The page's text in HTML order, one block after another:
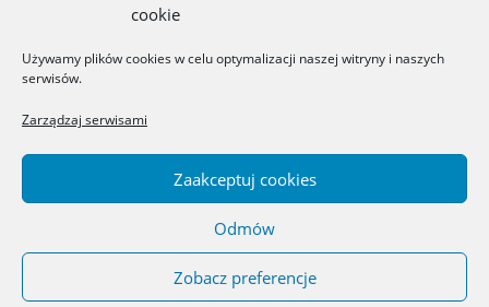
cookie
Używamy plików cookies w celu optymalizacji naszej witryny i naszych
serwisów.
Zarządzaj serwisami
Zaakceptuj cookies
Odmów
Zobacz preferencje
Blog o książkach dla dzieci i młodzieży –
recenzje i rekomendacje. All rights reserved.
Theme: ColorMag byThemeGrill. Powered by